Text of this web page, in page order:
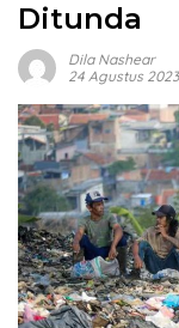
Ditunda
Dila Nashear
24 Agustus 2023